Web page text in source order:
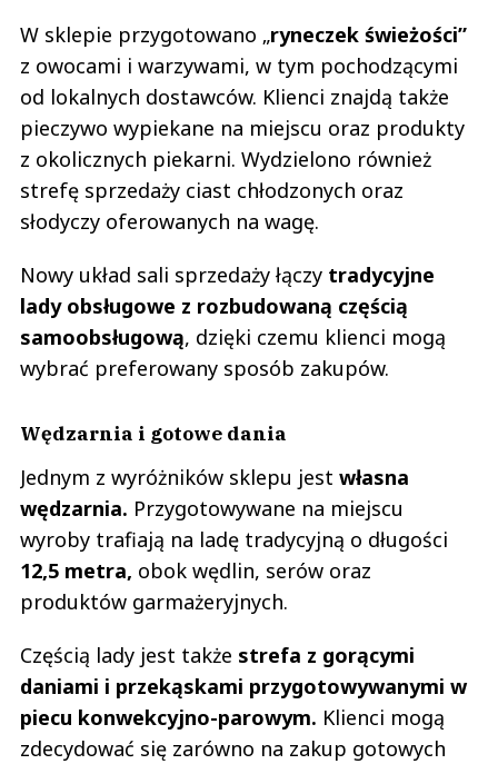
W sklepie przygotowano „ryneczek świeżości”
z owocami i warzywami, w tym pochodzącymi
od lokalnych dostawców. Klienci znajdą także
pieczywo wypiekane na miejscu oraz produkty
z okolicznych piekarni. Wydzielono również
strefę sprzedaży ciast chłodzonych oraz
słodyczy oferowanych na wagę.
Nowy układ sali sprzedaży łączy tradycyjne
lady obsługowe z rozbudowaną częścią
samoobsługową, dzięki czemu klienci mogą
wybrać preferowany sposób zakupów.
Wędzarnia i gotowe dania
Jednym z wyróżników sklepu jest własna
wędzarnia. Przygotowywane na miejscu
wyroby trafiają na ladę tradycyjną o długości
12,5 metra, obok wędlin, serów oraz
produktów garmażeryjnych.
Częścią lady jest także strefa z gorącymi
daniami i przekąskami przygotowywanymi w
piecu konwekcyjno-parowym. Klienci mogą
zdecydować się zarówno na zakup gotowych